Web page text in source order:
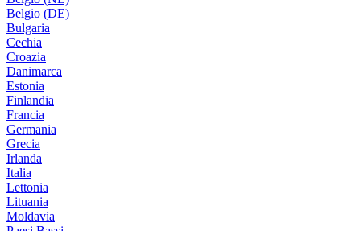
Belgio (DE)
Bulgaria
Cechia
Croazia
Danimarca
Estonia
Finlandia
Francia
Germania
Grecia
Irlanda
Italia
Lettonia
Lituania
Moldavia